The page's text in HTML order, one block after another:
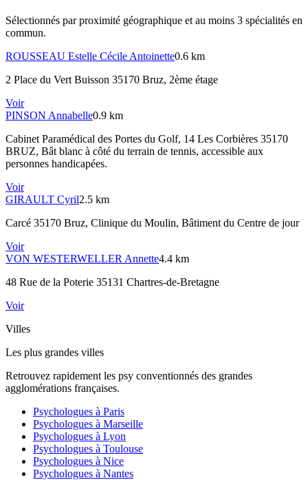
Sélectionnés par proximité géographique et au moins 3 spécialités en
commun.
ROUSSEAU Estelle Cécile Antoinette0.6 km
2 Place du Vert Buisson 35170 Bruz, 2ème étage
Voir
PINSON Annabelle0.9 km
Cabinet Paramédical des Portes du Golf, 14 Les Corbières 35170
BRUZ, Bât blanc à côté du terrain de tennis, accessible aux
personnes handicapées.
Voir
GIRAULT Cyril2.5 km
Carcé 35170 Bruz, Clinique du Moulin, Bâtiment du Centre de jour
Voir
VON WESTERWELLER Annette4.4 km
48 Rue de la Poterie 35131 Chartres-de-Bretagne
Voir
Villes
Les plus grandes villes
Retrouvez rapidement les psy conventionnés des grandes
agglomérations françaises.
Psychologues à Paris
Psychologues à Marseille
Psychologues à Lyon
Psychologues à Toulouse
Psychologues à Nice
Psychologues à Nantes